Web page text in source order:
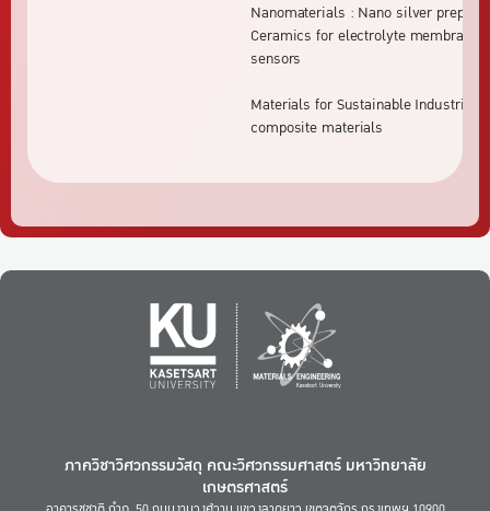
Nanomaterials : Nano silver
Ceramics for electrolyte
sensors
Materials for Sustainable Industries
composite materials
ภาควิชาวิศวกรรมวัสดุ คณะวิศวกรรมศาสตร์ มหาวิทยาลัย
เกษตรศาสตร์